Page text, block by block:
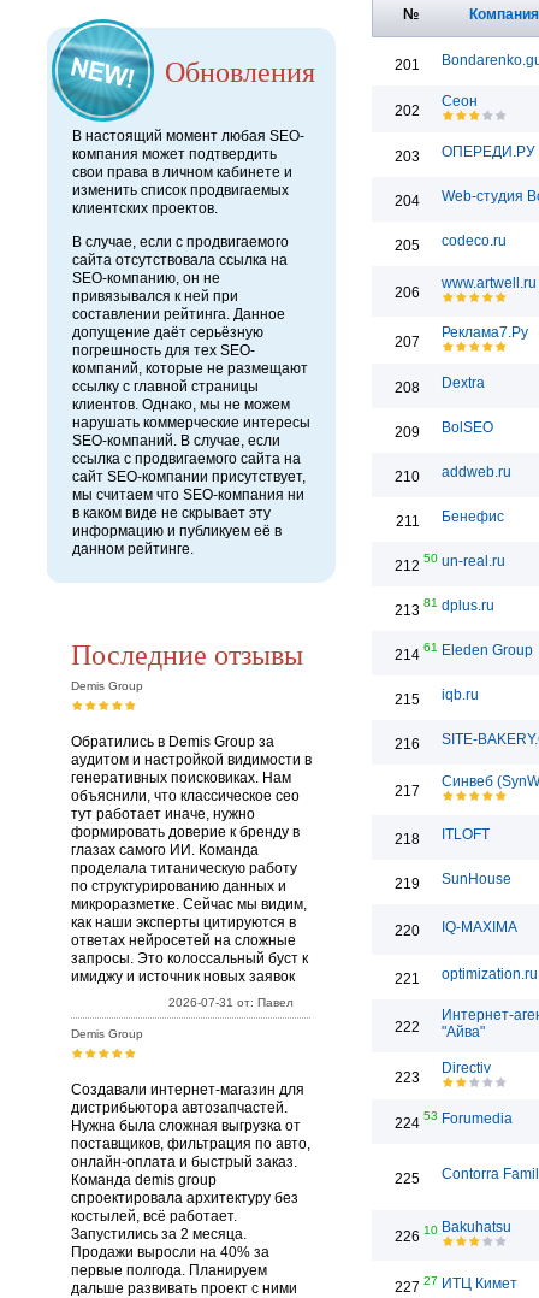
Обновления
В настоящий момент любая SEO-
компания может подтвердить
свои права в личном кабинете и
изменить список продвигаемых
клиентских проектов.
В случае, если с продвигаемого
сайта отсутствовала ссылка на
SEO-компанию, он не
привязывался к ней при
составлении рейтинга. Данное
допущение даёт серьёзную
погрешность для тех SEO-
компаний, которые не размещают
ссылку с главной страницы
клиентов. Однако, мы не можем
нарушать коммерческие интересы
SEO-компаний. В случае, если
ссылка с продвигаемого сайта на
сайт SEO-компании присутствует,
мы считаем что SEO-компания ни
в каком виде не скрывает эту
информацию и публикуем её в
данном рейтинге.
Последние отзывы
Demis Group
Обратились в Demis Group за
аудитом и настройкой видимости в
генеративных поисковиках. Нам
объяснили, что классическое сео
тут работает иначе, нужно
формировать доверие к бренду в
глазах самого ИИ. Команда
проделала титаническую работу
по структурированию данных и
микроразметке. Сейчас мы видим,
как наши эксперты цитируются в
ответах нейросетей на сложные
запросы. Это колоссальный буст к
имиджу и источник новых заявок
2026-07-31 от: Павел
Demis Group
Создавали интернет-магазин для
дистрибьютора автозапчастей.
Нужна была сложная выгрузка от
поставщиков, фильтрация по авто,
онлайн-оплата и быстрый заказ.
Команда demis group
спроектировала архитектуру без
костылей, всё работает.
Запустились за 2 месяца.
Продажи выросли на 40% за
первые полгода. Планируем
дальше развивать проект с ними
№
201
202
Сеон
203 ОПЕРЕДИ.РУ
204 Web-студия
205 codeco.ru
206
www.artwell.ru
207
Реклама7.Ру
208 Dextra
209 BolSEO
210 addweb.ru
211 Бенефис
212 50 un-real.ru
213 81 dplus.ru
214 61 Eleden Group
215 iqb.ru
216 SITE-
217
Синвеб
218 ITLOFT
219 SunHouse
220 IQ-MAXIMA
221 optimization.ru
222
Интернет-
"Айва"
223
Directiv
224 53 Forumedia
225 Contorra
226 10 Bakuhatsu
227 27 ИТЦ Кимет